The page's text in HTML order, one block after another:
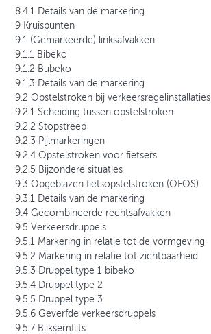
8.4.1 Details van de markering
9 Kruispunten
9.1 (Gemarkeerde) linksafvakken
9.1.1 Bibeko
9.1.2 Bubeko
9.1.3 Details van de markering
9.2 Opstelstroken bij verkeersregelinstallaties
9.2.1 Scheiding tussen opstelstroken
9.2.2 Stopstreep
9.2.3 Pijlmarkeringen
9.2.4 Opstelstroken voor fietsers
9.2.5 Bijzondere situaties
9.3 Opgeblazen fietsopstelstroken (OFOS)
9.3.1 Details van de markering
9.4 Gecombineerde rechtsafvakken
9.5 Verkeersdruppels
9.5.1 Markering in relatie tot de vormgeving
9.5.2 Markering in relatie tot zichtbaarheid
9.5.3 Druppel type 1 bibeko
9.5.4 Druppel type 2
9.5.5 Druppel type 3
9.5.6 Geverfde verkeersdruppels
9.5.7 Bliksemflits